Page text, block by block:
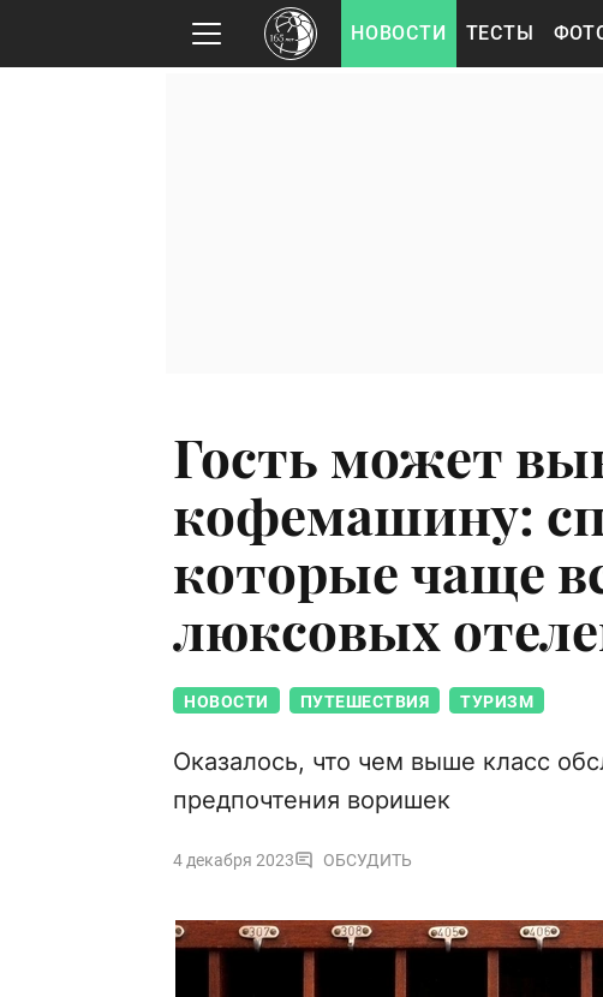
НОВОСТИ ТЕСТЫ
Гость может
кофемашину:
которые чаще
люксовых
НОВОСТИ ПУТЕШЕСТВИЯ ТУРИЗМ
Оказалось, что чем выше класс
предпочтения воришек
4 декабря 2023 ОБСУДИТЬ